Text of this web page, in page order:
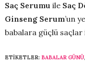
Saç Serumu ile Saç
Ginseng Serum’un
babalara güçlü saçlar
ETIKETLER: BABALAR GÜNÜ